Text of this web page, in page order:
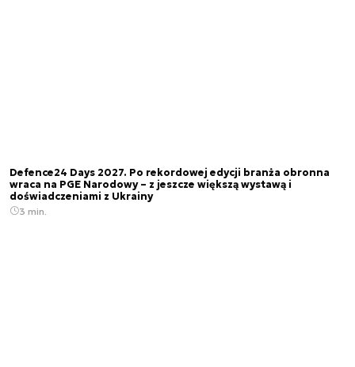
Defence24 Days 2027. Po rekordowej edycji branża obronna
wraca na PGE Narodowy – z jeszcze większą wystawą i
doświadczeniami z Ukrainy
3 min.